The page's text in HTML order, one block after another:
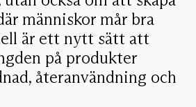
människor mår bra
är ett nytt sätt att
på produkter
återanvändning och